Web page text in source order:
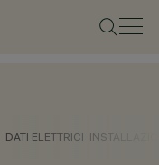
DATI ELETTRICI